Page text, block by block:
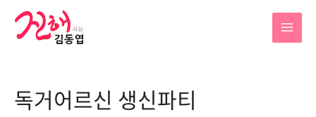
독거어르신 생신파티